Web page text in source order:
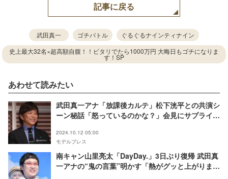
記事に戻る
武田真一 ゴチバトル
ぐるぐるナインティナイン
史上最大32名×超高額自腹！！ピタリでたら1000万円 大晦日もゴチになりま
す！SP
あわせて読みたい
武田真一アナ「放課後カルテ」松下洸平との共演シ
ーン秘話「怒っているのかな？」会見にサプライズ
2024.10.12 05:00
モデルプレス
南キャン山里亮太「DayDay.」3日ぶり復帰 武田真
一アナの“鬼の言葉”明かす「熱がグッと上がりまし